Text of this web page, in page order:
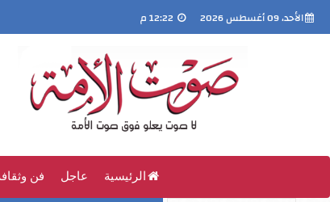
الأحد، 09 أغسطس 2026
الرئيسية عاجل فن